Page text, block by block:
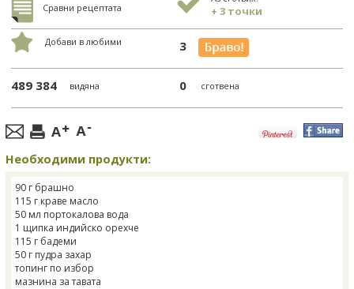
Сравни рецептата + 3 точки
Добави в любими 3
489 384 видяна 0 сготвена
Необходими продукти:
90 г брашно
115 г краве масло
50 мл портокалова вода
1 щипка индийско орехче
115 г бадеми
50 г пудра захар
топинг по избор
мазнина за тавата